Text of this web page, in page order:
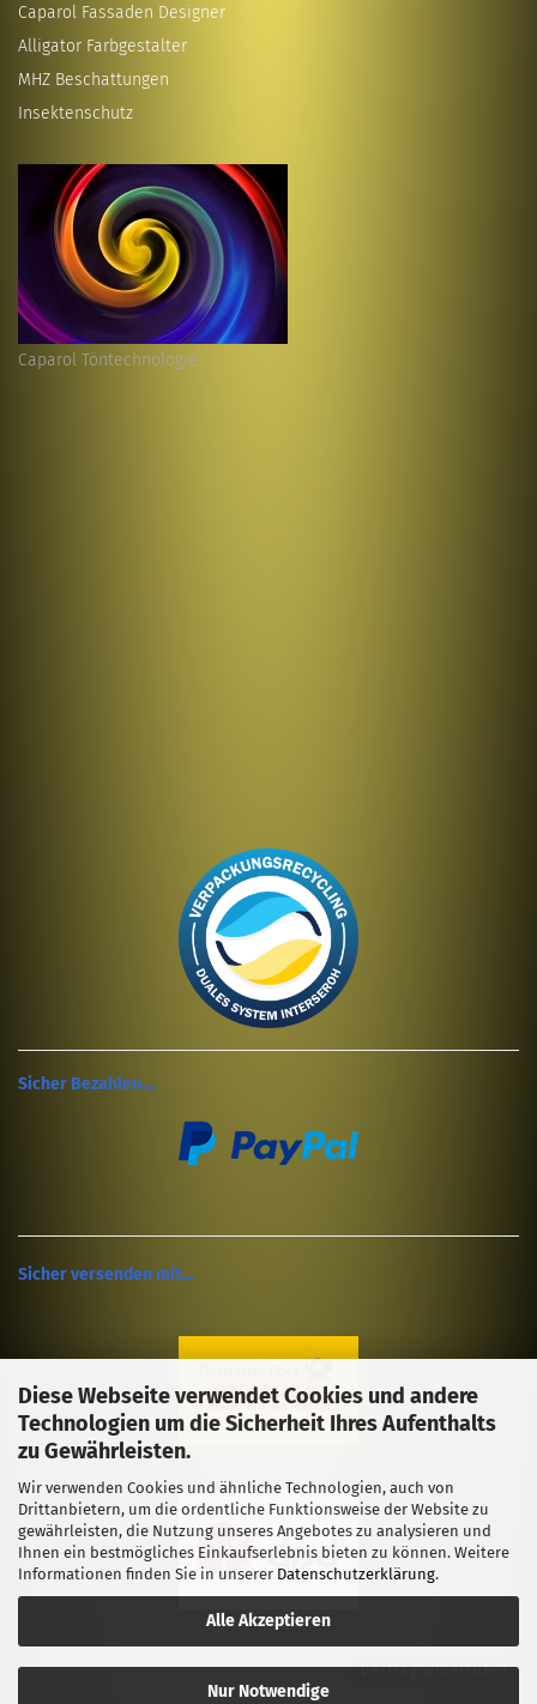
Diese Webseite verwendet Cookies und andere
Technologien um die Sicherheit Ihres Aufenthalts
zu Gewährleisten.
Wir verwenden Cookies und ähnliche Technologien, auch von
Drittanbietern, um die ordentliche Funktionsweise der Website zu
gewährleisten, die Nutzung unseres Angebotes zu analysieren und
Ihnen ein bestmögliches Einkaufserlebnis bieten zu können. Weitere
Informationen finden Sie in unserer Datenschutzerklärung.
Alle Akzeptieren
Nur Notwendige
Caparol Fassaden Designer
Alligator Farbgestalter
MHZ Beschattungen
Insektenschutz
Caparol Töntechnologie
Sicher Bezahlen....
Sicher versenden mit....
Vertrag widerrufen